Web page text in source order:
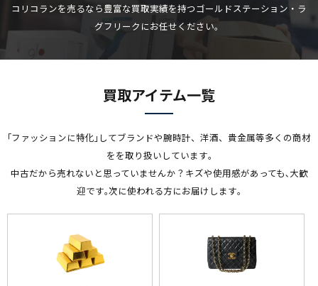
コリコランを売るなら豊富な買取実績を持つゴールドステーション・ラ
グフリークにお任せください。
買取アイテム一覧
｢ファッションに特化｣してブランドや腕時計、洋酒、貴金属等多くの商材
をを取り扱いしています｡
中古だから売れないと思っていませんか？キズや使用感があっても､大歓
迎です｡次に使われる方にお届けします｡